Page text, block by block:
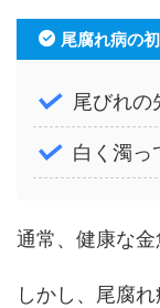
尾腐れ病の
尾びれの
白く濁っ
通常、健康な金
しかし、尾腐